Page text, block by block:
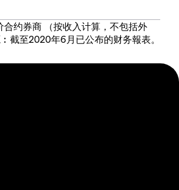
合约券商 （按收入计算，不包括外
截至2020年6月已公布的财务報表。